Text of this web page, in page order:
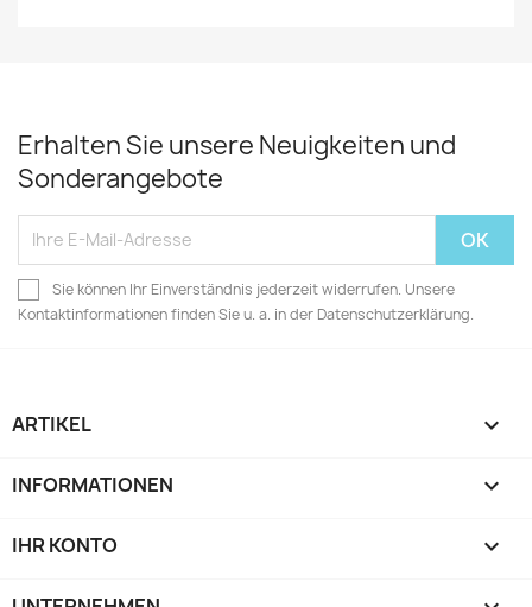
Erhalten Sie unsere Neuigkeiten und
Sonderangebote
Sie können Ihr Einverständnis jederzeit widerrufen. Unsere
Kontaktinformationen finden Sie u. a. in der Datenschutzerklärung.
ARTIKEL 
INFORMATIONEN 
IHR KONTO 